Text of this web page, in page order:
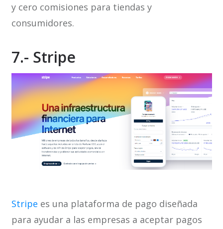
y cero comisiones para tiendas y
consumidores.
7.- Stripe
Stripe es una plataforma de pago diseñada
para ayudar a las empresas a aceptar pagos